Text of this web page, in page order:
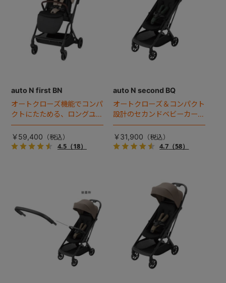
auto N first BN
オートクローズ機能でコンパ
クトにたためる、ロングユー
スベビーカー誕生。
￥59,400
4.5（18）
auto N second BQ
オートクローズ＆コンパクト
設計のセカンドベビーカー誕
生。
￥31,900
4.7 （58）